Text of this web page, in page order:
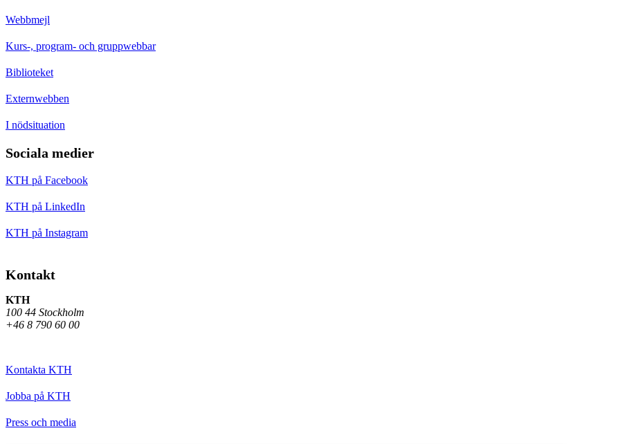
Webbmejl
Kurs-, program- och gruppwebbar
Biblioteket
Externwebben
I nödsituation
Sociala medier
KTH på Facebook
KTH på LinkedIn
KTH på Instagram
Kontakt
KTH
100 44 Stockholm
+46 8 790 60 00
Kontakta KTH
Jobba på KTH
Press och media